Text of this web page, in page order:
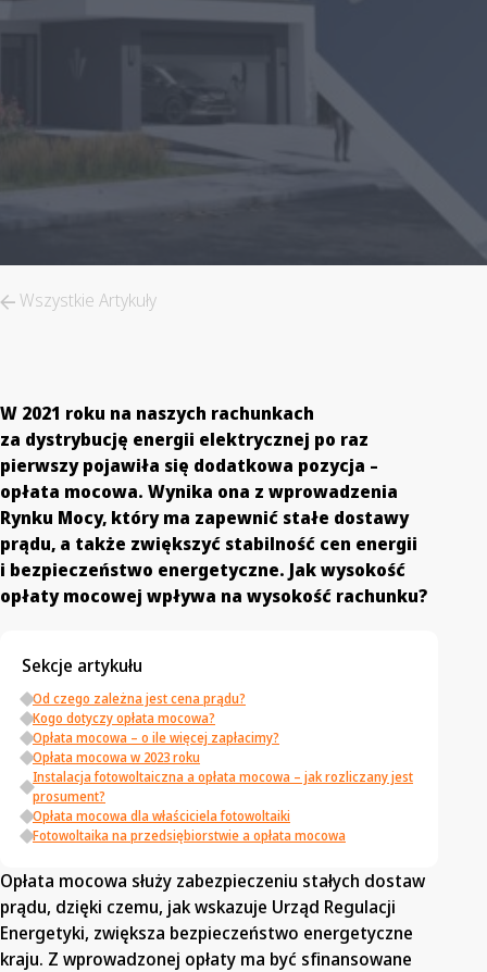
Wszystkie Artykuły
W 2021 roku na naszych rachunkach
za dystrybucję energii elektrycznej po raz
pierwszy pojawiła się dodatkowa pozycja –
opłata mocowa. Wynika ona z wprowadzenia
Rynku Mocy, który ma zapewnić stałe dostawy
prądu, a także zwiększyć stabilność cen energii
i bezpieczeństwo energetyczne. Jak wysokość
opłaty mocowej wpływa na wysokość rachunku?
Sekcje artykułu
Od czego zależna jest cena prądu?
Kogo dotyczy opłata mocowa?
Opłata mocowa – o ile więcej zapłacimy?
Opłata mocowa w 2023 roku
Instalacja fotowoltaiczna a opłata mocowa – jak rozliczany jest
prosument?
Opłata mocowa dla właściciela fotowoltaiki
Fotowoltaika na przedsiębiorstwie a opłata mocowa
Opłata mocowa służy zabezpieczeniu stałych dostaw
prądu, dzięki czemu, jak wskazuje Urząd Regulacji
Energetyki, zwiększa bezpieczeństwo energetyczne
kraju. Z wprowadzonej opłaty ma być sfinansowane